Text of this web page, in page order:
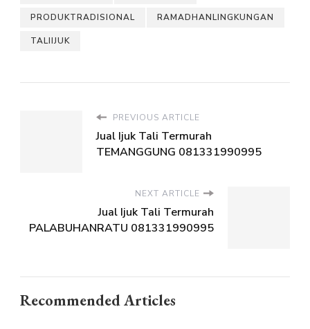
PRODUKTRADISIONAL RAMADHANLINGKUNGAN
TALIIJUK
PREVIOUS ARTICLE
Jual Ijuk Tali Termurah
TEMANGGUNG 081331990995
NEXT ARTICLE
Jual Ijuk Tali Termurah
PALABUHANRATU 081331990995
Recommended Articles